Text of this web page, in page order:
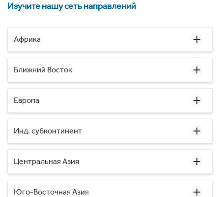
Изучите нашу сеть направлений
Африка
Ближний Восток
Европа
Инд. субконтинент
Центральная Азия
Юго-Восточная Азия